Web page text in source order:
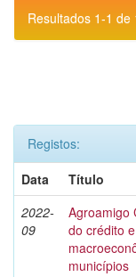
Resultados 1-1 de
Registos:
Data
Título
2022-
09
Agroamigo
do crédito
municípios